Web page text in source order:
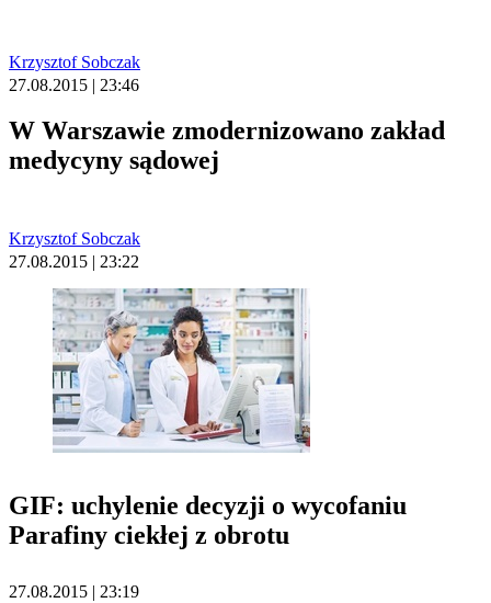
Krzysztof Sobczak
27.08.2015 | 23:46
W Warszawie zmodernizowano zakład
medycyny sądowej
Krzysztof Sobczak
27.08.2015 | 23:22
GIF: uchylenie decyzji o wycofaniu
Parafiny ciekłej z obrotu
27.08.2015 | 23:19